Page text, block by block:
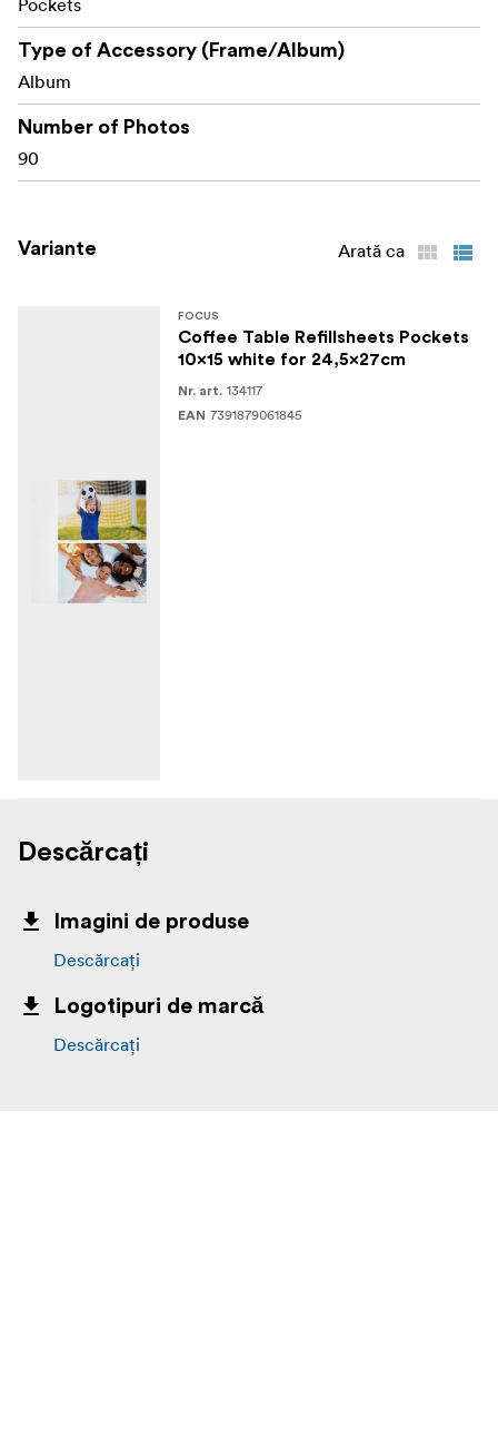
Type of Accessory (Frame/Album)
Album
Number of Photos
90
Variante Arată ca
FOCUS
Coffee Table Refillsheets Pockets
10x15 white for 24,5x27cm
Nr. art. 134117
EAN 7391879061845
Descărcați
Imagini de produse
Descărcați
Logotipuri de marcă
Descărcați